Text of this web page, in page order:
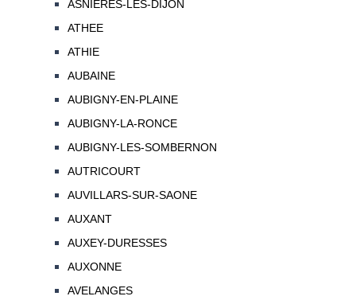
ASNIERES-LES-DIJON
ATHEE
ATHIE
AUBAINE
AUBIGNY-EN-PLAINE
AUBIGNY-LA-RONCE
AUBIGNY-LES-SOMBERNON
AUTRICOURT
AUVILLARS-SUR-SAONE
AUXANT
AUXEY-DURESSES
AUXONNE
AVELANGES